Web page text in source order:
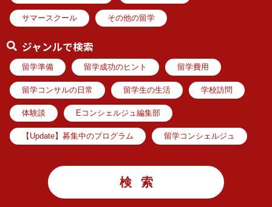
サマースクール その他の留学
ジャンルで検索
留学準備 留学成功のヒント 留学費用
留学コンサルの日常 留学生の生活 学校訪問
体験談 Eコンシェルジュ編集部
【Update】募集中のプログラム 留学コンシェルジュ